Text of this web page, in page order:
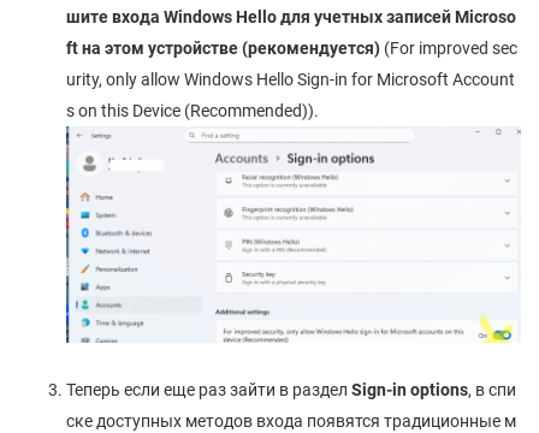
шите входа Windows Hello для учетных записей Microso
ft на этом устройстве (рекомендуется) (For improved sec
urity, only allow Windows Hello Sign-in for Microsoft Account
s on this Device (Recommended)).
Теперь если еще раз зайти в раздел Sign-in options, в спи
ске доступных методов входа появятся традиционные м